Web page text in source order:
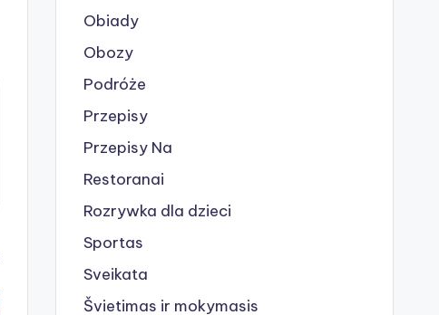
Obiady
Obozy
Podróże
Przepisy
Przepisy Na
Restoranai
Rozrywka dla dzieci
Sportas
Sveikata
Švietimas ir mokymasis